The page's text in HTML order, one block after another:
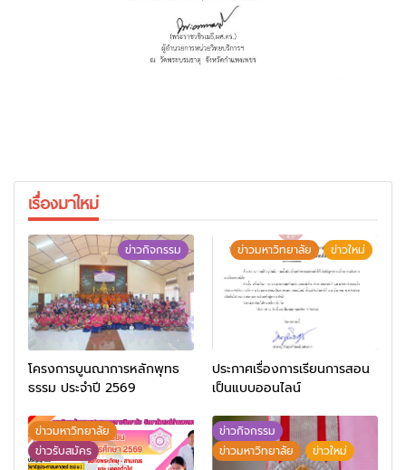
เรื่องมาใหม่
ข่าวกิจกรรม
โครงการบูนณาการหลักพุทธ
ธรรม ประจำปี 2569
ข่าวมหาวิทยาลัย ข่าวใหม่
ประกาศเรื่องการเรียนการสอน
เป็นแบบออนไลน์
ข่าวมหาวิทยาลัย
ข่าวรับสมัคร
ข่าวกิจกรรม
ข่าวมหาวิทยาลัย
ข่าวใหม่